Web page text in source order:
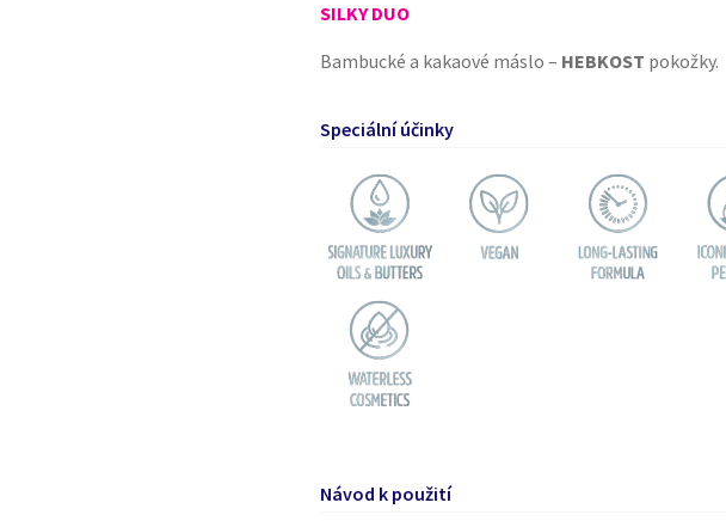
SILKY DUO
Bambucké a kakaové máslo – HEBKOST pokožky.
Speciální účinky
Návod k použití